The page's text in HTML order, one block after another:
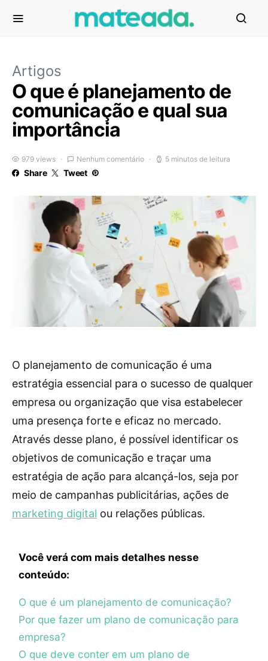
Artigos
O que é planejamento de
comunicação e qual sua
importância
979 views Nenhum comentário 5 minutos de leitura
Share Tweet
O planejamento de comunicação é uma
estratégia essencial para o sucesso de qualquer
empresa ou organização que visa estabelecer
uma presença forte e eficaz no mercado.
Através desse plano, é possível identificar os
objetivos de comunicação e traçar uma
estratégia de ação para alcançá-los, seja por
meio de campanhas publicitárias, ações de
marketing digital ou relações públicas.
Você verá com mais detalhes nesse
conteúdo:
O que é um planejamento de comunicação?
Por que fazer um plano de comunicação para
empresa?
O que deve conter em um plano de